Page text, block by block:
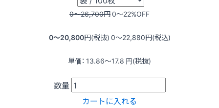
0〜26,700円0〜22%OFF
0〜20,800円(税抜) 0〜22,880円(税込)
単価： 13.86〜17.8 円(税抜)
数量
カートに入れる